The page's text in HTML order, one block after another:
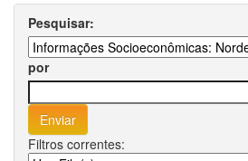
Pesquisar:
por
Filtros correntes: